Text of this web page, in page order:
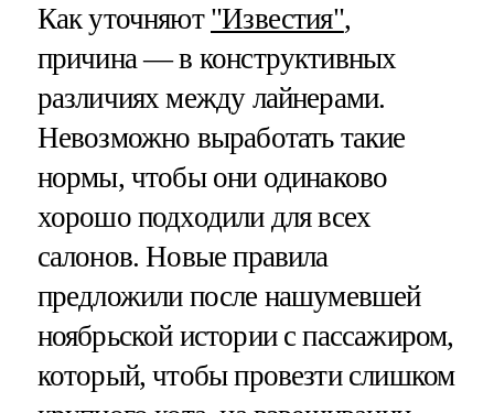
Как уточняют "Известия",
причина — в конструктивных
различиях между лайнерами.
Невозможно выработать такие
нормы, чтобы они одинаково
хорошо подходили для всех
салонов. Новые правила
предложили после нашумевшей
ноябрьской истории с пассажиром,
который, чтобы провезти слишком